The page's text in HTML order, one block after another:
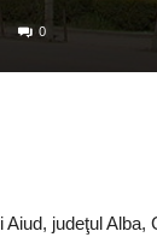
0
judeţul Alba,